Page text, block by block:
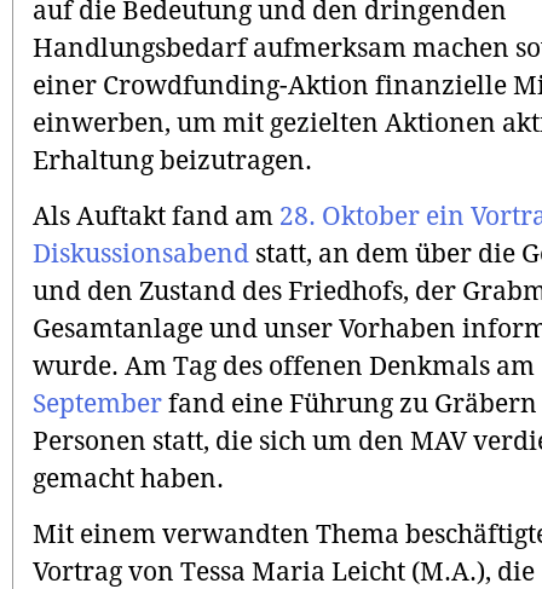
auf die Bedeutung und den dringenden
Handlungsbedarf aufmerksam machen
einer Crowdfunding-Aktion finanzielle
einwerben, um mit gezielten Aktionen
Erhaltung beizutragen.
Als Auftakt fand am 28. Oktober ein
Diskussionsabend statt, an dem über die
und den Zustand des Friedhofs, der
Gesamtanlage und unser Vorhaben
wurde. Am Tag des offenen Denkmals am
September fand eine Führung zu
Personen statt, die sich um den MAV
gemacht haben.
Mit einem verwandten Thema
Vortrag von Tessa Maria Leicht (M.A.),